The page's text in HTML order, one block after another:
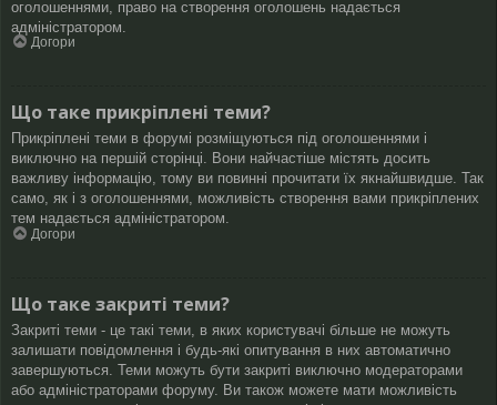
оголошеннями, право на створення оголошень надається
адміністратором.
Догори
Що таке прикріплені теми?
Прикріплені теми в форумі розміщуються під оголошеннями і
виключно на першій сторінці. Вони найчастіше містять досить
важливу інформацію, тому ви повинні прочитати їх якнайшвидше. Так
само, як і з оголошеннями, можливість створення вами прикріплених
тем надається адміністратором.
Догори
Що таке закриті теми?
Закриті теми - це такі теми, в яких користувачі більше не можуть
залишати повідомлення і будь-які опитування в них автоматично
завершуються. Теми можуть бути закриті виключно модераторами
або адміністраторами форуму. Ви також можете мати можливість